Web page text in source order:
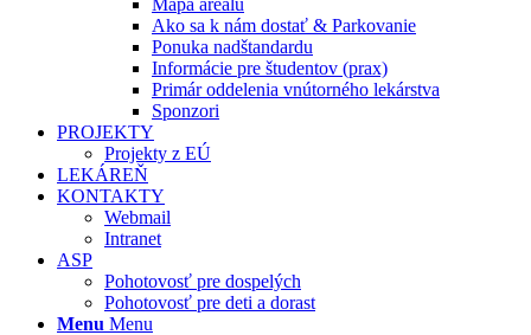
Mapa areálu
Ako sa k nám dostať & Parkovanie
Ponuka nadštandardu
Informácie pre študentov (prax)
Primár oddelenia vnútorného lekárstva
Sponzori
PROJEKTY
Projekty z EÚ
LEKÁREŇ
KONTAKTY
Webmail
Intranet
ASP
Pohotovosť pre dospelých
Pohotovosť pre deti a dorast
Menu Menu